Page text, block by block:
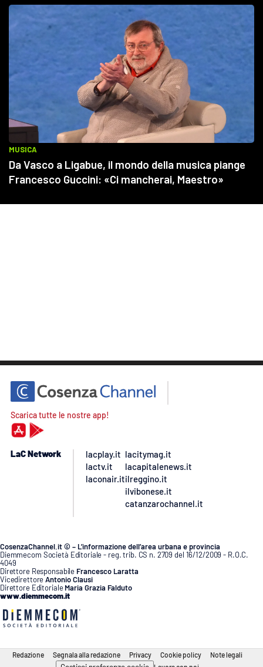
Scarica tutte le nostre app!
LaC Network
lacplay.it
lactv.it
laconair.it
lacitymag.it
lacapitalenews.it
ilreggino.it
ilvibonese.it
catanzarochannel.it
CosenzaChannel.it © – L’informazione dell’area urbana e provincia
Diemmecom Società Editoriale - reg. trib. CS n. 2709 del 16/12/2009 - R.O.C.
4049
Direttore Responsabile Francesco Laratta
VicedirettoreAntonio Clausi
Direttore Editoriale Maria Grazia Falduto
www.diemmecom.it
Redazione Segnala alla redazione Privacy Cookie policy Note legali